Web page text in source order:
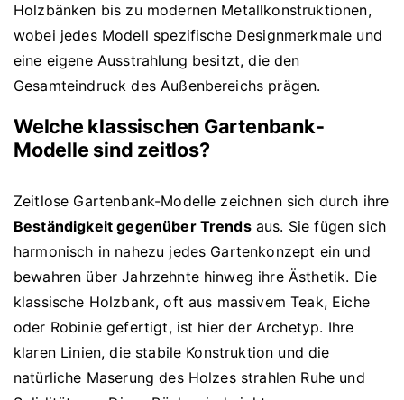
Holzbänken bis zu modernen Metallkonstruktionen,
wobei jedes Modell spezifische Designmerkmale und
eine eigene Ausstrahlung besitzt, die den
Gesamteindruck des Außenbereichs prägen.
Welche klassischen Gartenbank-
Modelle sind zeitlos?
Zeitlose Gartenbank-Modelle zeichnen sich durch ihre
Beständigkeit gegenüber Trendsaus. Sie fügen sich
harmonisch in nahezu jedes Gartenkonzept ein und
bewahren über Jahrzehnte hinweg ihre Ästhetik. Die
klassische Holzbank, oft aus massivem Teak, Eiche
oder Robinie gefertigt, ist hier der Archetyp. Ihre
klaren Linien, die stabile Konstruktion und die
natürliche Maserung des Holzes strahlen Ruhe und